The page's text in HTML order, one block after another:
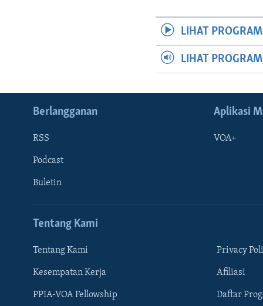
LIHAT
LIHAT
Berlangganan
RSS
Podcast
Buletin
Aplikasi
VOA+
Tentang Kami
Tentang Kami
Kesempatan Kerja
PPIA-VOA Fellowship
Privacy
Afiliasi
Daftar